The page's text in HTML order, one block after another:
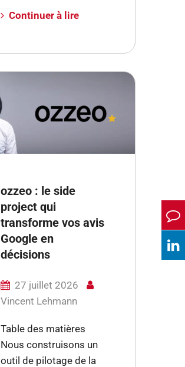
Continuer à lire
ozzeo : le side
project qui
transforme vos avis
Google en
décisions
27 juillet 2026
Vincent Lehmann
Table des matières
Nous construisons un
outil de pilotage de la